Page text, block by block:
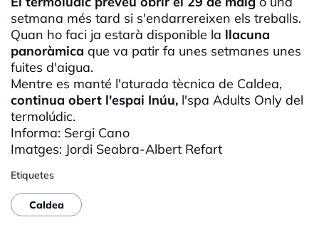
setmana més tard si s'endarrereixen els treballs.
Quan ho faci ja estarà disponible la llacuna
panoràmica que va patir fa unes setmanes unes
fuites d'aigua.
Mentre es manté l'aturada tècnica de Caldea,
continua obert l'espai Inúu, l'spa Adults Only del
termolúdic.
Informa: Sergi Cano
Imatges: Jordi Seabra-Albert Refart
Etiquetes
Caldea